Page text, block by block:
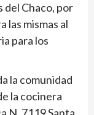
del Chaco, por
las mismas al
para los
la comunidad
la cocinera